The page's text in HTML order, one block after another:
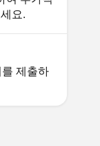
요.
제출하